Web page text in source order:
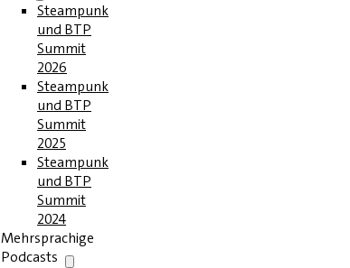
Steampunk
und BTP
Summit
2026
Steampunk
und BTP
Summit
2025
Steampunk
und BTP
Summit
2024
Mehrsprachige
Podcasts